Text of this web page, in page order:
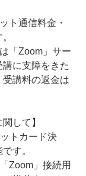
ト通信料金・
「Zoom」サー
に支障をきた
講料の返金は
して】
トカード決
す。
Zoom」接続用